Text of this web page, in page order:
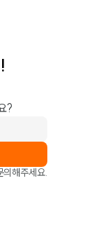
?
의해주세요.